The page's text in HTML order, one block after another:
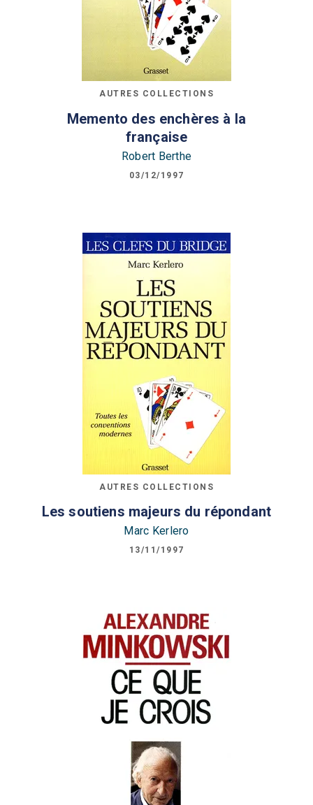
AUTRES COLLECTIONS
Memento des enchères à la
française
Robert Berthe
03/12/1997
AUTRES COLLECTIONS
Les soutiens majeurs du répondant
Marc Kerlero
13/11/1997